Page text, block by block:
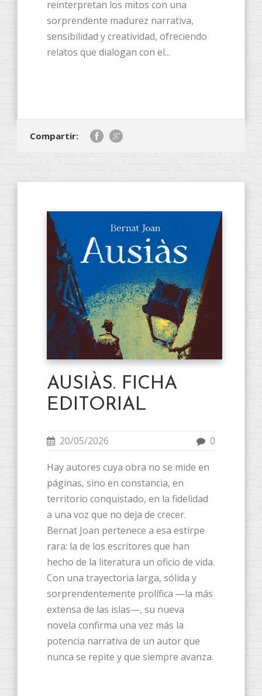
reinterpretan los mitos con una
sorprendente madurez narrativa,
sensibilidad y creatividad, ofreciendo
relatos que dialogan con el...
Compartir:
AUSIÀS. FICHA
EDITORIAL
20/05/2026 0
Hay autores cuya obra no se mide en
páginas, sino en constancia, en
territorio conquistado, en la fidelidad
a una voz que no deja de crecer.
Bernat Joan pertenece a esa estirpe
rara: la de los escritores que han
hecho de la literatura un oficio de vida.
Con una trayectoria larga, sólida y
sorprendentemente prolífica —la más
extensa de las islas—, su nueva
novela confirma una vez más la
potencia narrativa de un autor que
nunca se repite y que siempre avanza.